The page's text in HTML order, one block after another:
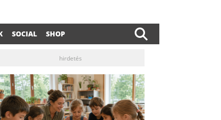
SOCIAL SHOP
hirdetés